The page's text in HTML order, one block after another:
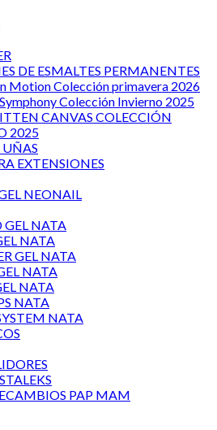
DE ESMALTES PERMANENTES
Motion Colección primavera 2026
Colección Invierno 2025
CANVAS COLECCIÓN
2025
UÑAS
EXTENSIONES
NEONAIL
GEL NATA
NATA
GEL NATA
NATA
NATA
NATA
NATA
PAP MAM